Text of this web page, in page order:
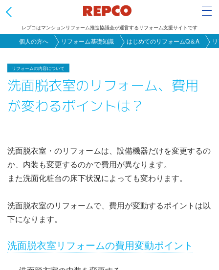
に
移
レプコはマンションリフォーム推進協議会が運営するリフォーム支援サイトです
個人の方へ リフォーム基礎知識 はじめてのリフォームQ＆A
リフォームの内容について
洗面脱衣室のリフォーム、費用
が変わるポイントは？
洗面脱衣室・のリフォームは、設備機器だけを変更するの
か、内装も変更するのかで費用が異なります。
また洗面化粧台の床下状況によっても変わります。
洗面脱衣室のリフォームで、費用が変動するポイントは以
下になります。
洗面脱衣室リフォームの費用変動ポイント